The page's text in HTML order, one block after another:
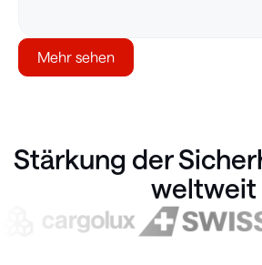
Mehr sehen
Stärkung der
weltweit